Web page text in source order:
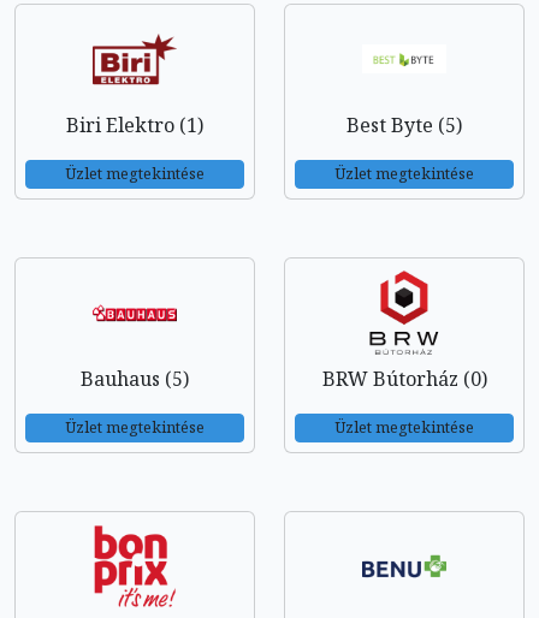
Biri Elektro (1)
Üzlet megtekintése
Best Byte (5)
Üzlet megtekintése
Bauhaus (5)
Üzlet megtekintése
BRW Bútorház (0)
Üzlet megtekintése